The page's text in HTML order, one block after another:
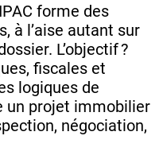
forme des
à l’aise autant sur
L’objectif ?
fiscales et
logiques de
un projet immobilier
négociation,